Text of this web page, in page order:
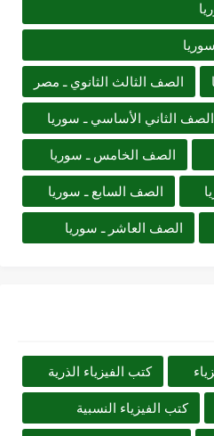
الصف الثالث الثانوي ـ مصر
الصف الثاني الأساسي ـ سوريا
الصف الخامس ـ سوريا
الصف السابع ـ سوريا
الصف العاشر ـ سوريا
كتب الفيزياء الذرية
كتب الفيزياء النسبية